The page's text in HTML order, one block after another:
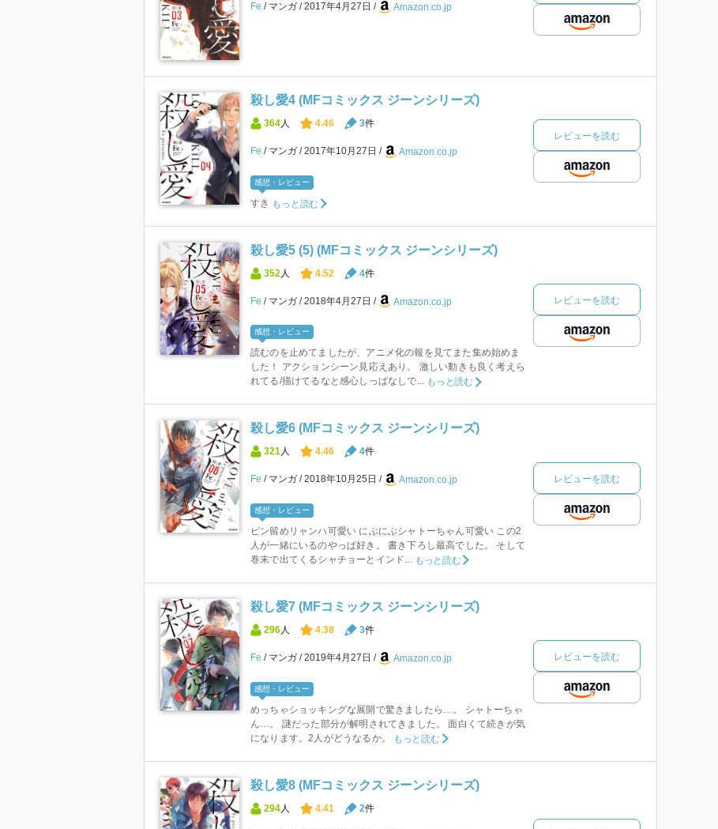
Fe マンガ 2017年4月27日 Amazon.co.jp
殺し愛4 (MFコミックス ジーンシリーズ)
364人 4.46 3件
Fe マンガ 2017年10月27日 Amazon.co.jp
感想・レビュー
すき もっと読む
レビューを読む
殺し愛5 (5) (MFコミックス ジーンシリーズ)
352 人 4.52 4件
Fe マンガ 2018年4月27日 Amazon.co.jp
感想・レビュー
読むのを止めてましたが、アニメ化の報を見てまた集め始めま
した！ アクションシーン見応えあり。 激しい動きも良く考えら
れてる/描けてるなと感心しっぱなしで... もっと読む
レビューを読む
殺し愛6 (MFコミックス ジーンシリーズ)
321人 4.46 4件
Fe マンガ 2018年10月25日 Amazon.co.jp
感想・レビュー
ピン留めリャンハ可愛い にぶにぶシャトーちゃん可愛い この2
人が一緒にいるのやっぱ好き。 書き下ろし最高でした。 そして
巻末で出てくるシャチョーとインド... もっと読む
レビューを読む
殺し愛7 (MFコミックス ジーンシリーズ)
296人 4.38 3件
Fe マンガ 2019年4月27日 Amazon.co.jp
感想・レビュー
めっちゃショッキングな展開で驚きましたら…。 シャトーちゃ
ん…。 謎だった部分が解明されてきました。 面白くて続きが気
になります。2人がどうなるか。
もっと読む
レビューを読む
殺し愛8 (MFコミックス ジーンシリーズ)
294 人 4.41 2件